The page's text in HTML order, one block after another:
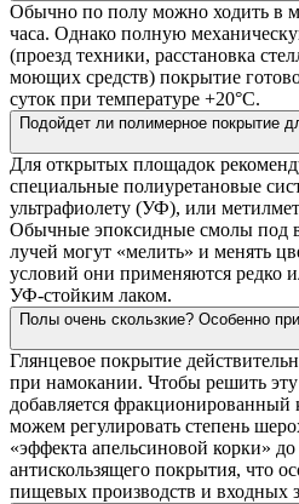
Обычно по полу можно ходить в
часа. Однако полную
(проезд техники, расстановка
моющих средств) покрытие
суток при температуре +20°C.
Подойдет ли полимерное покрытие
Для открытых площадок
специальные полиуретановые
ультрафиолету (УФ), или
Обычные эпоксидные смолы под
лучей могут «мелить» и менять
условий они применяются
УФ-стойким лаком.
Полы очень скользкие? Особенно
Глянцевое покрытие
при намокании. Чтобы решить
добавляется
можем регулировать степень
«эффекта апельсиновой корки»
антискользящего покрытия, что
пищевых производств и входных